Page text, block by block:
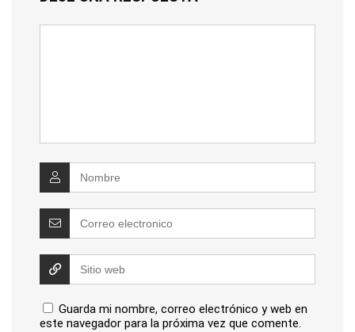
Guarda mi nombre, correo electrónico y web en
este navegador para la próxima vez que comente.